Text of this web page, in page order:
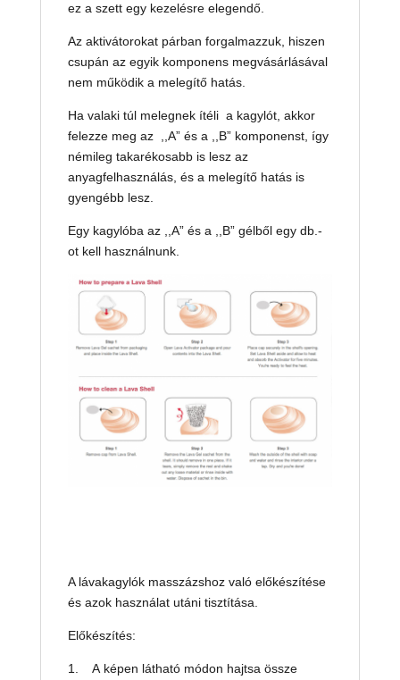
ez a szett egy kezelésre elegendő.
Az aktivátorokat párban forgalmazzuk, hiszen
csupán az egyik komponens megvásárlásával
nem működik a melegítő hatás.
Ha valaki túl melegnek ítéli a kagylót, akkor
felezze meg az ,,A” és a ,,B” komponenst, így
némileg takarékosabb is lesz az
anyagfelhasználás, és a melegítő hatás is
gyengébb lesz.
Egy kagylóba az ,,A” és a ,,B” gélből egy db.-
ot kell használnunk.
A lávakagylók masszázshoz való előkészítése
és azok használat utáni tisztítása.
Előkészítés:
1. A képen látható módon hajtsa össze